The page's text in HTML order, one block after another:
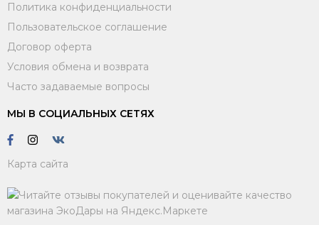
Политика конфиденциальности
Пользовательское соглашение
Договор оферта
Условия обмена и возврата
Часто задаваемые вопросы
МЫ В СОЦИАЛЬНЫХ СЕТЯХ
Карта сайта